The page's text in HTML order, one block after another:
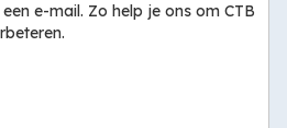
e-mail. Zo help je ons om CTB